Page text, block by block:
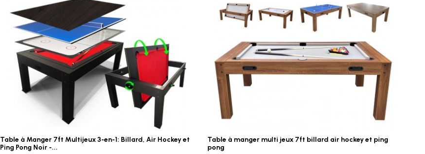
Table à Manger 7ft Multijeux 3-en-1: Billard, Air Hockey et
Ping Pong Noir -...
Table à manger multi jeux 7ft billard air hockey et ping
pong